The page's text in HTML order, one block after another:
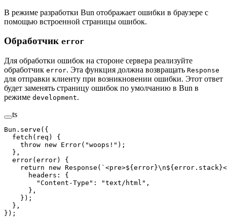
В режиме разработки Bun отображает ошибки в браузере с
помощью встроенной страницы ошибок.
Обработчик error
Для обработки ошибок на стороне сервера реализуйте
обработчик error. Эта функция должна возвращать Response
для отправки клиенту при возникновении ошибки. Этот ответ
будет заменять страницу ошибок по умолчанию в Bun в
режиме development.
ts
Bun. serve ({
  fetch
( req ) {
    throw
new Error( "woops!" );
  },
  error
( error) {
    return
new Response ( `<pre>${ error}\n${ error . stack
      headers: {
        "Content-Type"
: "text/html" ,
      },
    });
  },
});